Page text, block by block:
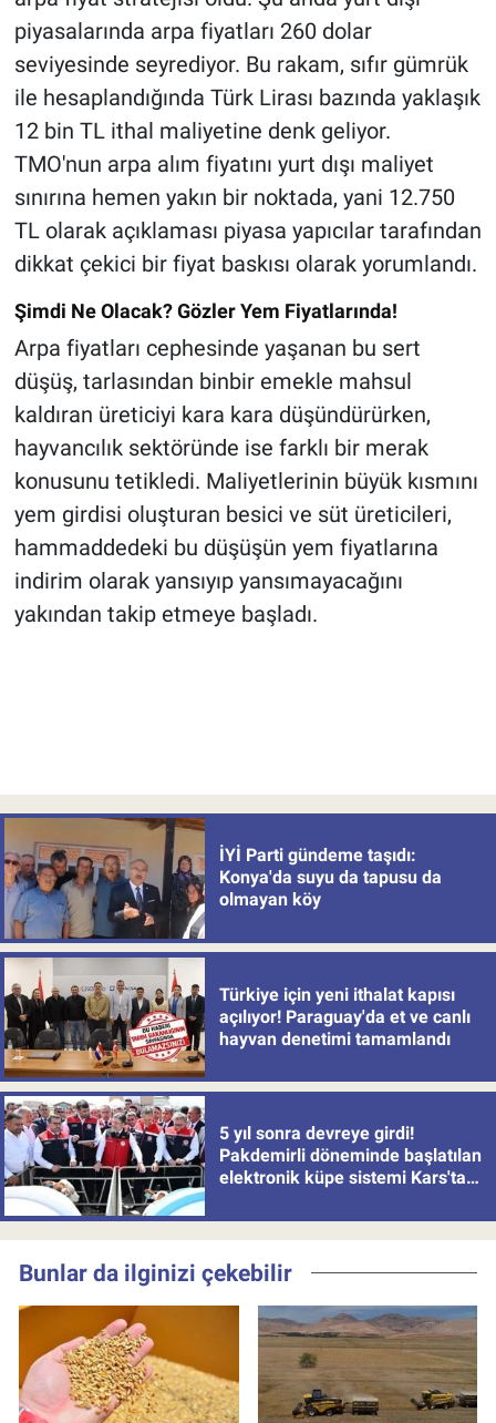
piyasalarında arpa fiyatları 260 dolar
seviyesinde seyrediyor. Bu rakam, sıfır gümrük
ile hesaplandığında Türk Lirası bazında yaklaşık
12 bin TL ithal maliyetine denk geliyor.
TMO'nun arpa alım fiyatını yurt dışı maliyet
sınırına hemen yakın bir noktada, yani 12.750
TL olarak açıklaması piyasa yapıcılar tarafından
dikkat çekici bir fiyat baskısı olarak yorumlandı.
Şimdi Ne Olacak? Gözler Yem Fiyatlarında!
Arpa fiyatları cephesinde yaşanan bu sert
düşüş, tarlasından binbir emekle mahsul
kaldıran üreticiyi kara kara düşündürürken,
hayvancılık sektöründe ise farklı bir merak
konusunu tetikledi. Maliyetlerinin büyük kısmını
yem girdisi oluşturan besici ve süt üreticileri,
hammaddedeki bu düşüşün yem fiyatlarına
indirim olarak yansıyıp yansımayacağını
yakından takip etmeye başladı.
İYİ Parti gündeme taşıdı:
Konya'da suyu da tapusu da
olmayan köy
Türkiye için yeni ithalat kapısı
açılıyor! Paraguay'da et ve canlı
hayvan denetimi tamamlandı
5 yıl sonra devreye girdi!
Pakdemirli döneminde başlatılan
elektronik küpe sistemi Kars'tan
Bunlar da ilginizi çekebilir